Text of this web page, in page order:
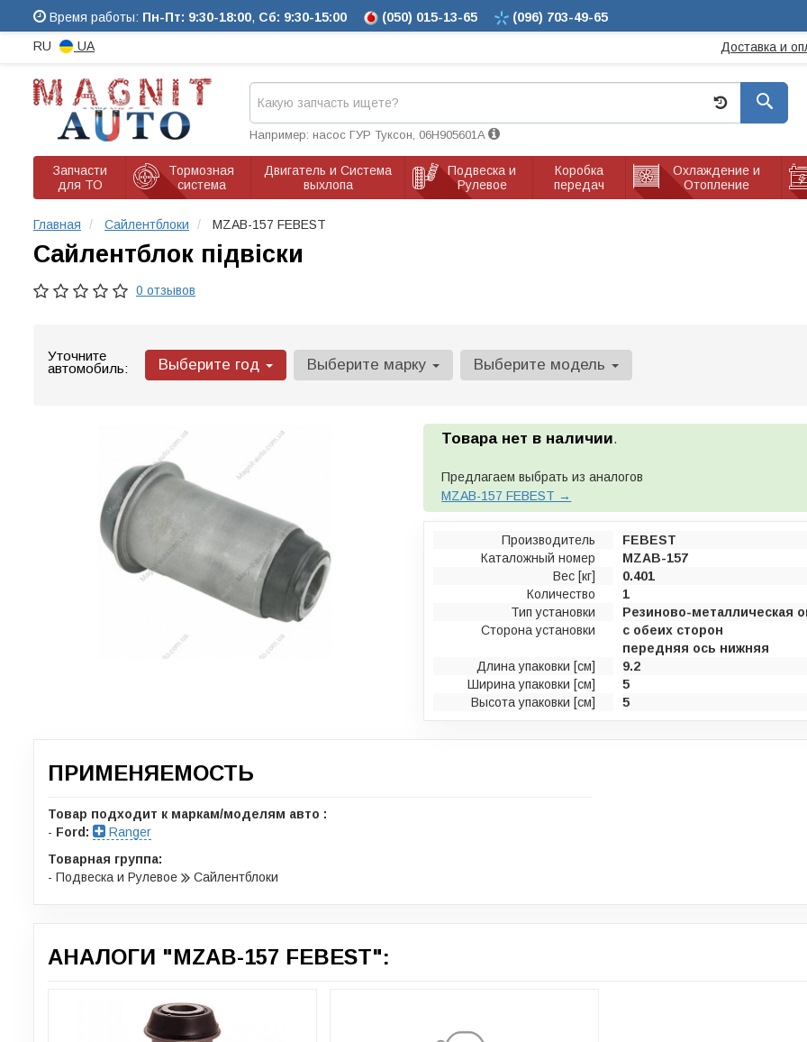
Время работы: Пн-Пт: 9:30-18:00, Сб: 9:30-15:00 (050) 015-13-65 (096) 703-49-65
RU
UA Доставка и
Например: насос ГУР Туксон, 06H905601A
Запчасти
для ТО
Тормозная
система
Двигатель и Система
выхлопа
Подвеска и
Рулевое
Коробка
передач
Охлаждение и
Отопление
Главная Сайлентблоки MZAB-157 FEBEST
Сайлентблок підвіски
0 отзывов
Уточните
автомобиль:
Выберите год Выберите марку Выберите модель
Товара нет в наличии.
Предлагаем выбрать из аналогов
MZAB-157 FEBEST →
Производитель
FEBEST
Каталожный номер
MZAB-157
Вес [кг]
0.401
Количество
1
Тип установки
Резиново-металлическая
Сторона установки
с обеих сторон
передняя ось нижняя
Длина упаковки [см]
9.2
Ширина упаковки [см]
5
Высота упаковки [см]
5
ПРИМЕНЯЕМОСТЬ
Товар подходит к маркам/моделям авто :
- Ford:
Ranger
Товарная группа:
- Подвеска и Рулевое
Сайлентблоки
АНАЛОГИ "MZAB-157 FEBEST":